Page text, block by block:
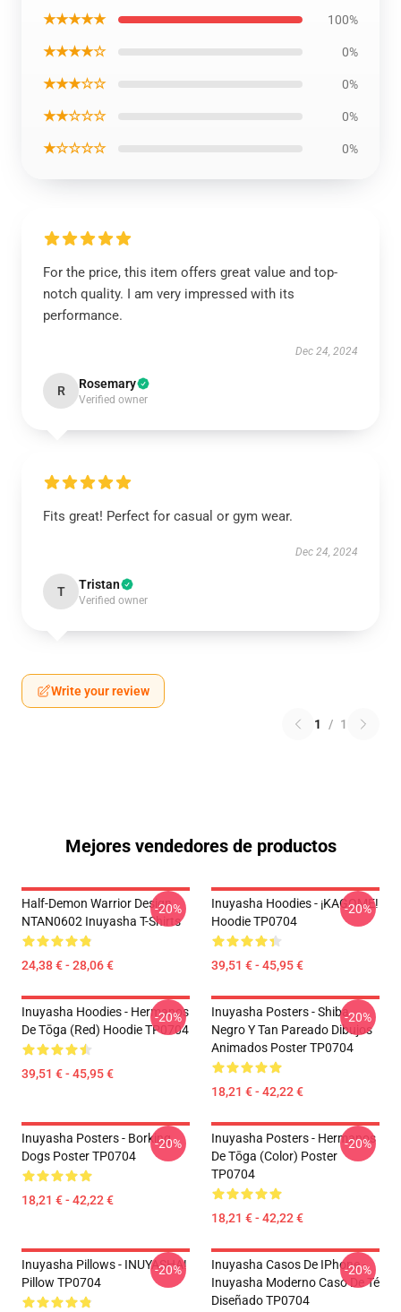
★★★★★ 100%
★★★★☆ 0%
★★★☆☆ 0%
★★☆☆☆ 0%
★☆☆☆☆ 0%
For the price, this item offers great value and top-
notch quality. I am very impressed with its
performance.
Dec 24, 2024
R Rosemary
Verified owner
Fits great! Perfect for casual or gym wear.
Dec 24, 2024
T Tristan
Verified owner
Write your review
1 / 1
Mejores vendedores de productos
Half-Demon Warrior Design
NTAN0602 Inuyasha T-Shirts
24,38 € - 28,06 €
-20%
Inuyasha Hoodies - ¡KAGOME!
Hoodie TP0704
39,51 € - 45,95 €
-20%
Inuyasha Hoodies - Hermanos
De Tōga (red) Hoodie TP0704
39,51 € - 45,95 €
-20%
Inuyasha Posters - Shiba
Negro Y Tan Pareado Dibujos
Animados Poster TP0704
18,21 € - 42,22 €
-20%
Inuyasha Posters - Borking
Dogs Poster TP0704
18,21 € - 42,22 €
-20%
Inuyasha Posters - Hermanos
De Tōga (color) Poster
TP0704
18,21 € - 42,22 €
-20%
Inuyasha Pillows - INUYASHA!
Pillow TP0704
-20%
Inuyasha Casos De IPhone -
Inuyasha Moderno Caso De Té
Diseñado TP0704
-20%